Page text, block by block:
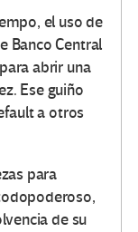
el uso de
Banco Central
abrir una
Ese guiño
a otros
para
de su